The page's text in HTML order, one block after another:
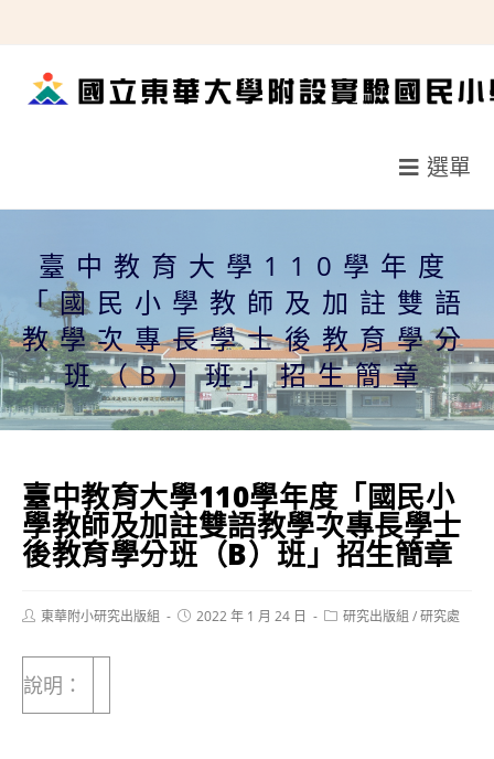
轉
選單
臺中教育大學110學年度
「國民小學教師及加註雙語
教學次專長學士後教育學分
班（B）班」招生簡章
臺中教育大學110學年度「國民小
學教師及加註雙語教學次專長學士
後教育學分班（B）班」招生簡章
Post東華附小研究出版組
Post2022 年 1 月 24 日
Post研究出版組 /研究處
說明：